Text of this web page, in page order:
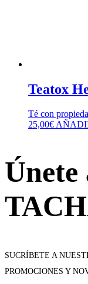
Teatox
Té con
25,00€
SUCRÍBETE A
PROMOCIONES Y